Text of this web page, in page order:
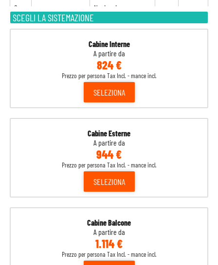
SCEGLI LA SISTEMAZIONE
Cabine Interne
A partire da
824 €
Prezzo per persona Tax Incl. - mance incl.
SELEZIONA
Cabine Esterne
A partire da
944 €
Prezzo per persona Tax Incl. - mance incl.
SELEZIONA
Cabine Balcone
A partire da
1.114 €
Prezzo per persona Tax Incl. - mance incl.
6
Navigazione
7 Ocean Cay 08:00 20:00
Miami